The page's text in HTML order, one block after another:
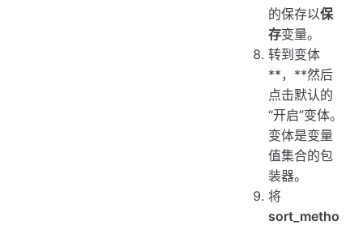
的保存以保
存变量。
转到变体
**，**然后
点击默认的
“开启”变体。
变体是变量
值集合的包
装器。
将
sort_metho